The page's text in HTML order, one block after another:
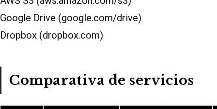
Google Drive (google.com/drive)
Dropbox (dropbox.com)
Comparativa de servicios